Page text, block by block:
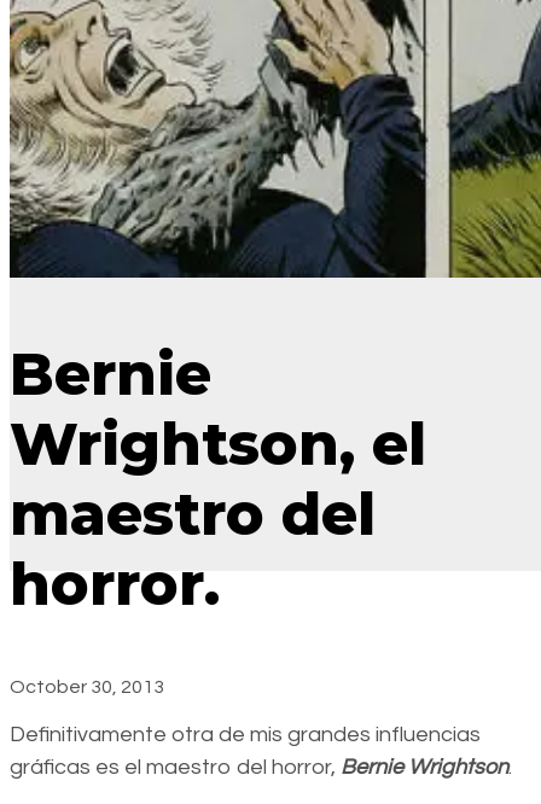
Bernie
Wrightson, el
maestro del
horror.
October 30, 2013
Definitivamente otra de mis grandes influencias
gráficas es el maestro del horror, Bernie Wrightson.